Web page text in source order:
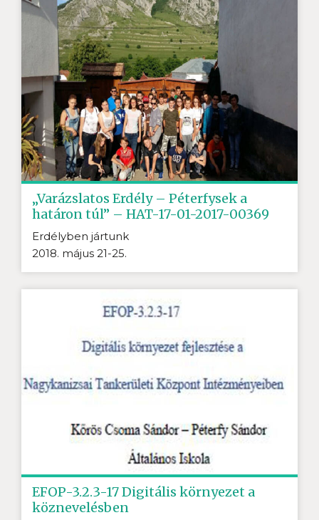
„Varázslatos Erdély – Péterfysek a
határon túl” – HAT-17-01-2017-00369
Erdélyben jártunk
2018. május 21-25.
EFOP-3.2.3-17 Digitális környezet a
köznevelésben